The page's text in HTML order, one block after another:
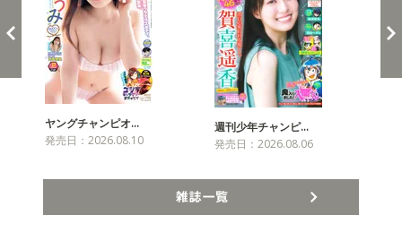
ヤングチャンピオ…
発売日：2026.08.10
週刊少年チャンピ…
発売日：2026.08.06